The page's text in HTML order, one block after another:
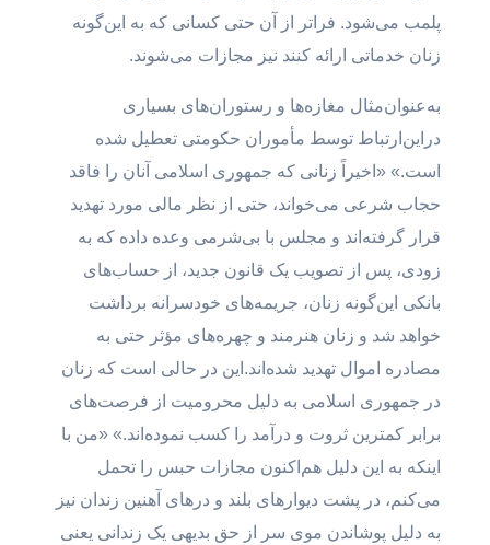
پلمب می‌شود. فراتر از آن حتی کسانی که به این‌گونه
زنان خدماتی ارائه کنند نیز مجازات می‌شوند.
به‌عنوان‌مثال مغازه‌ها و رستوران‌های بسیاری
دراین‌ارتباط توسط مأموران حکومتی تعطیل شده
است.» «اخیراً زنانی که جمهوری اسلامی آنان را فاقد
حجاب شرعی می‌خواند، حتی از نظر مالی مورد تهدید
قرار گرفته‌اند و مجلس با بی‌شرمی وعده داده که به‌
زودی، پس از تصویب یک قانون جدید، از حساب‌های
بانکی این‌گونه زنان، جریمه‌های خودسرانه برداشت
خواهد شد و زنان هنرمند و چهره‌های مؤثر حتی به
مصادره اموال تهدید شده‌اند.این در حالی است که زنان
در جمهوری اسلامی به دلیل محرومیت از فرصت‌های
برابر کمترین ثروت و درآمد را کسب نموده‌اند.» «من با
اینکه به این دلیل هم‌اکنون مجازات حبس را تحمل
می‌کنم، در پشت دیوارهای بلند و درهای آهنین زندان نیز
به دلیل پوشاندن موی سر از حق بدیهی یک زندانی یعنی